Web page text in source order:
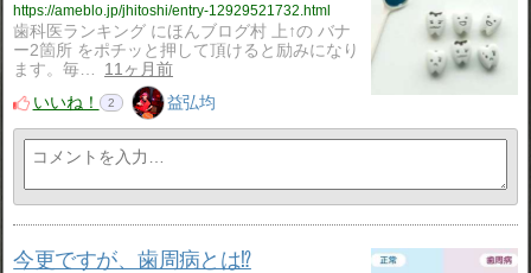
https://ameblo.jp/jhitoshi/entry-12929521732.html
歯科医ランキング にほんブログ村 上↑の バナ
ー2箇所 をポチッと押して頂けると励みになり
ます。毎…
11ヶ月前
いいね！
2 益弘均
今更ですが、歯周病とは⁉️